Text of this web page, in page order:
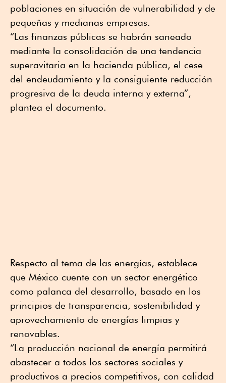
poblaciones en situación de vulnerabilidad y de
pequeñas y medianas empresas.
“Las finanzas públicas se habrán saneado
mediante la consolidación de una tendencia
superavitaria en la hacienda pública, el cese
del endeudamiento y la consiguiente reducción
progresiva de la deuda interna y externa”,
plantea el documento.
Respecto al tema de las energías, establece
que México cuente con un sector energético
como palanca del desarrollo, basado en los
principios de transparencia, sostenibilidad y
aprovechamiento de energías limpias y
renovables.
“La producción nacional de energía permitirá
abastecer a todos los sectores sociales y
productivos a precios competitivos, con calidad